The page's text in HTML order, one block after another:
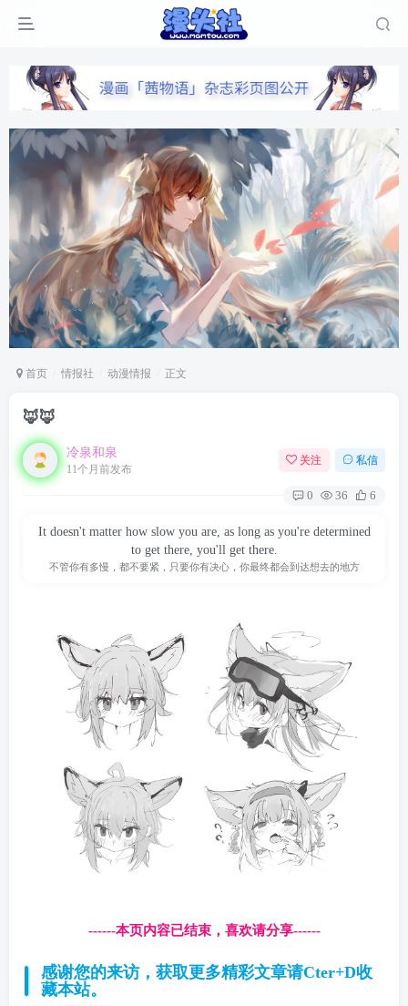
首页 情报社 动漫情报 正文
🦊🦊
冷泉和泉
11个月前发布
关注 私信
0 36 6
It doesn't matter how slow you are, as long as you're determined
to get there, you'll get there.
不管你有多慢，都不要紧，只要你有决心，你最终都会到达想去的地方
------本页内容已结束，喜欢请分享------
感谢您的来访，获取更多精彩文章请Cter+D收
藏本站。